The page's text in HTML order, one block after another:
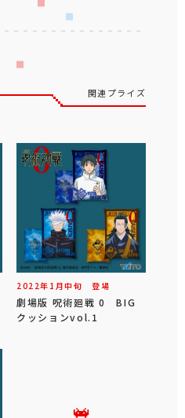
関連プライズ
2022年 1 月中旬 登場
劇場版 呪術廻戦 0 BIG
クッションvol.1